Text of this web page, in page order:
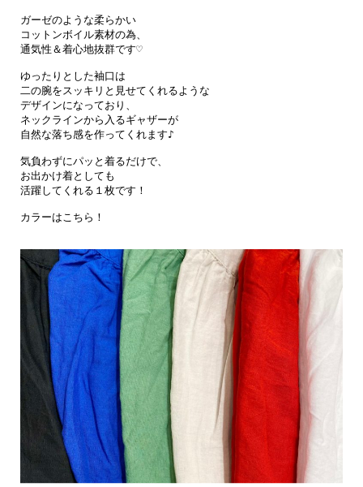
ガーゼのような柔らかい
コットンボイル素材の為、
通気性＆着心地抜群です♡
ゆったりとした袖口は
二の腕をスッキリと見せてくれるような
デザインになっており、
ネックラインから入るギャザーが
自然な落ち感を作ってくれます♪
気負わずにパッと着るだけで、
お出かけ着としても
活躍してくれる１枚です！
カラーはこちら！